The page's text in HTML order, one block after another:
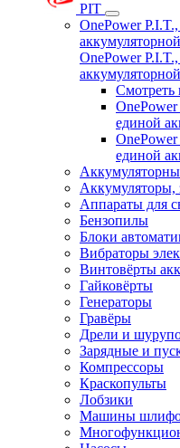
PIT
OnePower
OnePower
Смотреть
единой
единой
Аккумуляторы,
Аппараты для
Бензопилы
Блоки
Вибраторы
Винтовёрты
Гайковёрты
Генераторы
Гравёры
Дрели и
Зарядные и
Компрессоры
Краскопульты
Лобзики
Машины